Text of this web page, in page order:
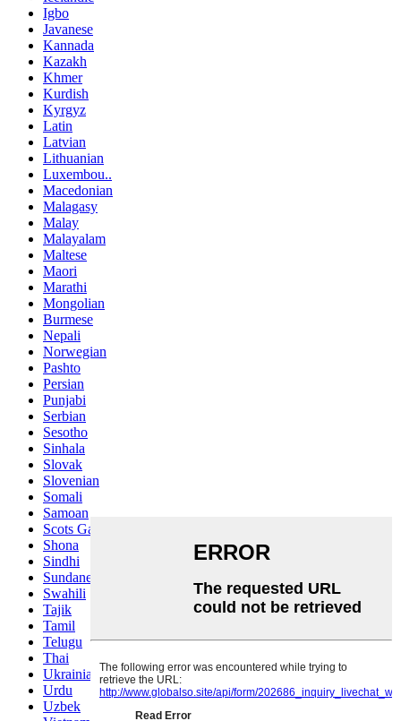
Igbo
Javanese
Kannada
Kazakh
Khmer
Kurdish
Kyrgyz
Latin
Latvian
Lithuanian
Luxembou..
Macedonian
Malagasy
Malay
Malayalam
Maltese
Maori
Marathi
Mongolian
Burmese
Nepali
Norwegian
Pashto
Persian
Punjabi
Serbian
Sesotho
Sinhala
Slovak
Slovenian
Somali
Samoan
Scots Gaelic
Shona
Sindhi
Sundanese
Swahili
Tajik
Tamil
Telugu
Thai
Ukrainian
Urdu
Uzbek